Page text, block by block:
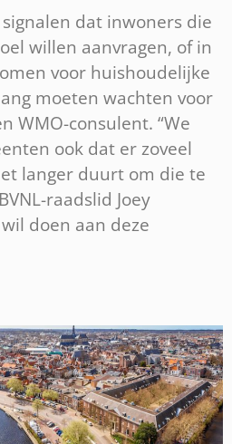
dat inwoners die
willen aanvragen, of in
voor huishoudelijke
moeten wachten voor
WMO-consulent. “We
ook dat er zoveel
langer duurt om die te
raadslid Joey
doen aan deze